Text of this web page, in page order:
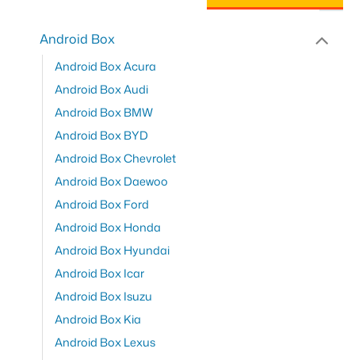
Android Box
Android Box Acura
Android Box Audi
Android Box BMW
Android Box BYD
Android Box Chevrolet
Android Box Daewoo
Android Box Ford
Android Box Honda
Android Box Hyundai
Android Box Icar
Android Box Isuzu
Android Box Kia
Android Box Lexus